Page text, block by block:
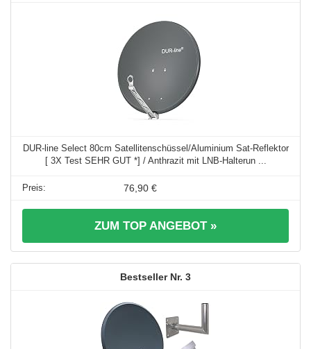
DUR-line Select 80cm Satellitenschüssel/Aluminium Sat-Reflektor
[ 3X Test SEHR GUT *] / Anthrazit mit LNB-Halterun ...
76,90 €
ZUM TOP ANGEBOT »
3